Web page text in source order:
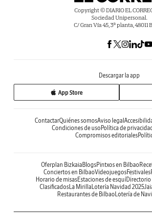
Copyright © DIARIO EL
Sociedad Unipersonal.
C/ Gran Vía 45, 3ª planta, 48011
Descargar la app
App Store
ContactarQuiénes somosAviso legal
Condiciones de uso Política de privacidad
Compromisos editoriales
Oferplan Bizkaia BlogsPintxos en Bilbao
Conciertos en BilbaoVideojuegosFestivales
Horario de misasEstaciones de esquíDirectorio
ClasificadosLa Mirilla Lotería Navidad 2025
Restaurantes de Bilbao Lotería de